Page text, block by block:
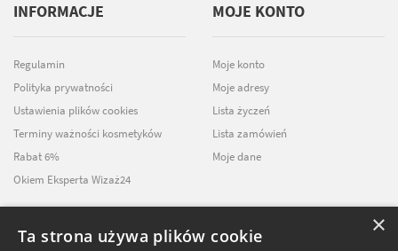
INFORMACJE
Regulamin
Polityka prywatności
Ustawienia plików cookies
Terminy ważności kosmetyków
Rabat 6%
Okiem Eksperta Wizaż24
MOJE KONTO
Moje konto
Moje adresy
Lista życzeń
Lista zamówień
Moje dane
NEWSLETTER
×
Ta strona używa plików cookie